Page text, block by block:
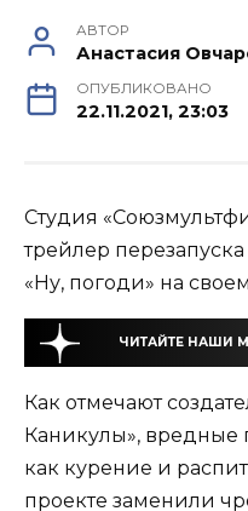
АВТОР
Анастасия
ОПУБЛИКОВАНО
22.11.2021, 23:03
Студия
трейлер
«Ну, погоди» на
ЧИТАЙТЕ НАШИ
Как отмечают
Каникулы», вредные
как курение и
проекте заменили